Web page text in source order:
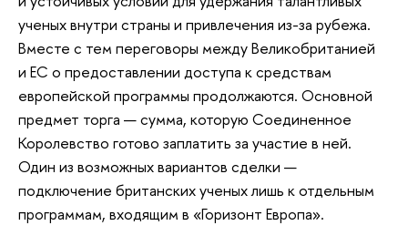
ученых внутри страны и привлечения из-за рубежа.
Вместе с тем переговоры между Великобританией
и ЕС о предоставлении доступа к средствам
европейской программы продолжаются. Основной
предмет торга — сумма, которую Соединенное
Королевство готово заплатить за участие в ней.
Один из возможных вариантов сделки —
подключение британских ученых лишь к отдельным
программам, входящим в «Горизонт Европа».